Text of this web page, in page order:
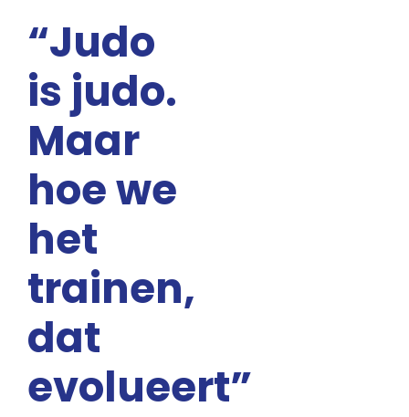
“Judo
is judo.
Maar
hoe we
het
trainen,
dat
evolueert”